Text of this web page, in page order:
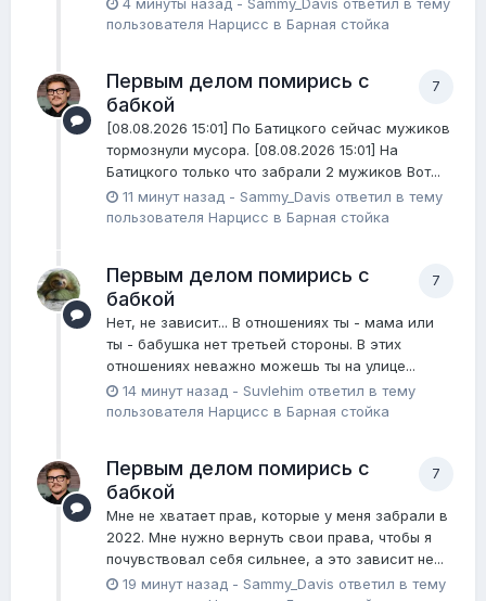
4 минуты назад - Sammy_Davis ответил в тему
пользователя Нарцисс в Барная стойка
7
Первым делом помирись с
бабкой
[08.08.2026 15:01] По Батицкого сейчас мужиков
тормознули мусора. [08.08.2026 15:01] На
Батицкого только что забрали 2 мужиков Вот...
11 минут назад - Sammy_Davis ответил в тему
пользователя Нарцисс в Барная стойка
7
Первым делом помирись с
бабкой
Нет, не зависит... В отношениях ты - мама или
ты - бабушка нет третьей стороны. В этих
отношениях неважно можешь ты на улице...
14 минут назад - Suvlehim ответил в тему
пользователя Нарцисс в Барная стойка
7
Первым делом помирись с
бабкой
Мне не хватает прав, которые у меня забрали в
2022. Мне нужно вернуть свои права, чтобы я
почувствовал себя сильнее, а это зависит не...
19 минут назад - Sammy_Davis ответил в тему